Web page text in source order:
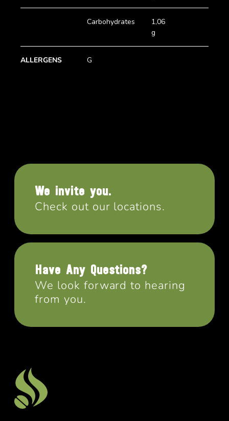
Carbohydrates
1,06
g
ALLERGENS G
We invite you.
Check out our locations.
Have Any Questions?
We look forward to hearing
from you.